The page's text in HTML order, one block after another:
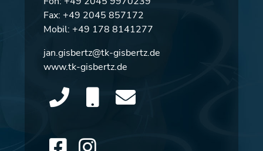
Fax: +49 2045 857172
Mobil: +49 178 8141277
jan.gisbertz@tk-gisbertz.de
www.tk-gisbertz.de